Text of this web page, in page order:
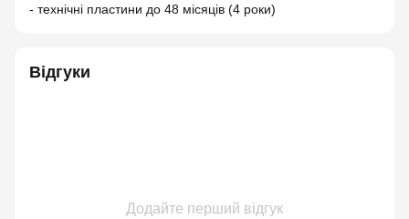
- технічні пластини до 48 місяців (4 роки)
Відгуки
Додайте перший відгук